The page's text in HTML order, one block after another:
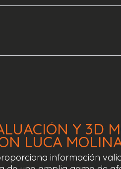
Y 3D
LUCA
información